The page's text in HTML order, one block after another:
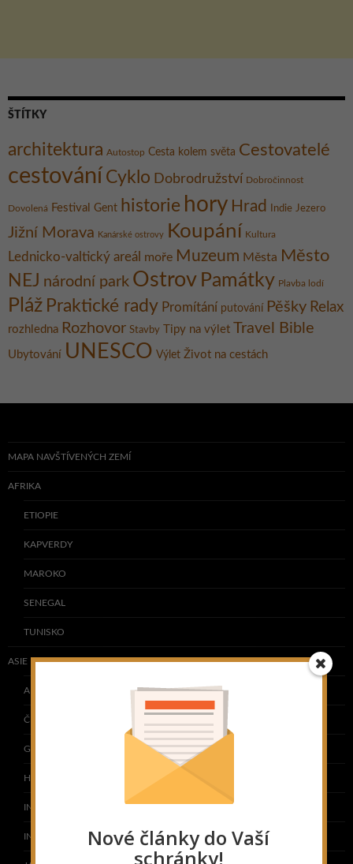
ŠTÍTKY
architektura Autostop Cesta kolem světa Cestovatelé
cestování Cyklo Dobrodružství Dobročinnost
Dovolená Festival Gent historie hory Hrad Indie Jezero
Jižní Morava Kanárské ostrovy Koupání Kultura
Lednicko-valtický areál moře Muzeum Města Město
NEJ národní park Ostrov Památky Plavba lodí
Pláž Praktické rady Promítání putování Pěšky Relax
rozhledna Rozhovor Stavby Tipy na výlet Travel Bible
Ubytování UNESCO Výlet Život na cestách
MAPA NAVŠTÍVENÝCH ZEMÍ
AFRIKA
ETIOPIE
KAPVERDY
MAROKO
SENEGAL
TUNISKO
ASIE
ARMÉNIE
ČÍNA
GRUZIE
HONG KONG
INDIE
INDONÉSIE Nové články do Vaší
schránky!